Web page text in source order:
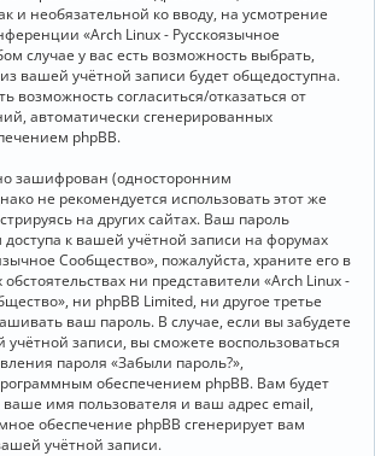
и необязательной ко вводу, на усмотрение
«Arch Linux - Русскоязычное
случае у вас есть возможность выбрать,
вашей учётной записи будет общедоступна.
возможность согласиться/отказаться от
автоматически сгенерированных
phpBB.
зашифрован (односторонним
не рекомендуется использовать этот же
на других сайтах. Ваш пароль
доступа к вашей учётной записи на форумах
Сообщество», пожалуйста, храните его в
ни представители «Arch Linux -
ни phpBB Limited, ни другое третье
ваш пароль. В случае, если вы забудете
записи, вы сможете воспользоваться
пароля «Забыли пароль?»,
обеспечением phpBB. Вам будет
имя пользователя и ваш адрес email,
обеспечение phpBB сгенерирует вам
учётной записи.